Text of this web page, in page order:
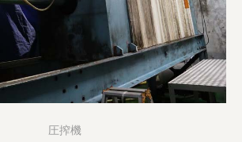
圧搾機